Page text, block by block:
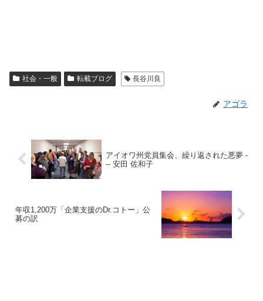
社会・一般 転載ブログ 長谷川良
アゴラ
アイオワ州党員集会、繰り返された悪夢 -
-- 安田 佐和子
年収1,200万「企業支援のDr.コトー」公
募の訳